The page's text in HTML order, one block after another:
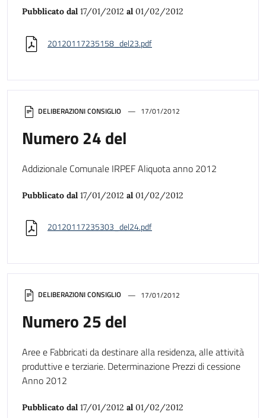
DELIBERAZIONI CONSIGLIO 17/01/2012
Numero 25 del
Aree e Fabbricati da destinare alla residenza, alle attività
produttive e terziarie. Determinazione Prezzi di cessione
Anno 2012
Pubblicato dal 17/01/2012 al 01/02/2012
DELIBERAZIONI CONSIGLIO 17/01/2012
Numero 24 del
Addizionale Comunale IRPEF Aliquota anno 2012
Pubblicato dal 17/01/2012 al 01/02/2012
20120117235303_del24.pdf
Pubblicato dal 17/01/2012 al 01/02/2012
20120117235158_del23.pdf